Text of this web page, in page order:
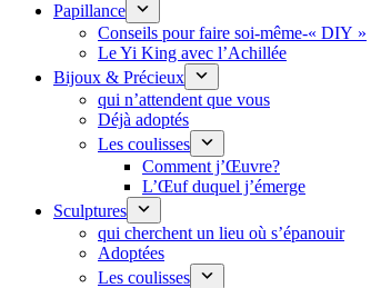
Papillance
Conseils pour faire soi-même-« DIY »
Le Yi King avec l’Achillée
Bijoux & Précieux
qui n’attendent que vous
Déjà adoptés
Les coulisses
Comment j’Œuvre?
L’Œuf duquel j’émerge
Sculptures
qui cherchent un lieu où s’épanouir
Adoptées
Les coulisses